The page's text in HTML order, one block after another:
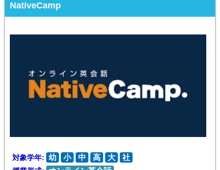
NativeCamp
対象学年: 幼 小 中 高 大
社